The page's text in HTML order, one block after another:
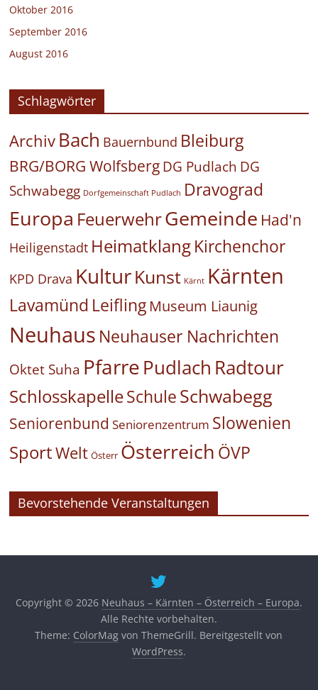
Oktober 2016
September 2016
August 2016
Schlagwörter
Archiv Bach Bauernbund Bleiburg
BRG/BORG Wolfsberg DG Pudlach DG
Schwabegg Dorfgemeinschaft Pudlach Dravograd
Europa FeuerwehrGemeinde Had'n
Heiligenstadt HeimatklangKirchenchor
KPD Drava KulturKunst Kärnt Kärnten
Lavamünd Leifling Museum Liaunig
Neuhaus Neuhauser Nachrichten
Oktet Suha PfarrePudlach Radtour
SchlosskapelleSchuleSchwabegg
Seniorenbund Seniorenzentrum Slowenien
SportWelt Österr Österreich ÖVP
Bevorstehende Veranstaltungen
Copyright © 2026 Neuhaus – Kärnten – Österreich – Europa.
Alle Rechte vorbehalten.
Theme: ColorMag von ThemeGrill. Bereitgestellt von
WordPress.